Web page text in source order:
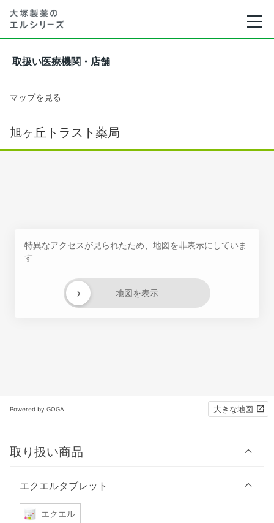
取扱い医療機関・店舗
マップを見る
旭ヶ丘トラスト薬局
特異なアクセスが見られたため、地図を非表示にしていま
す
地図を表示
›
Powered by GOGA 大きな地図
取り扱い商品
エクエルタブレット
エクエル